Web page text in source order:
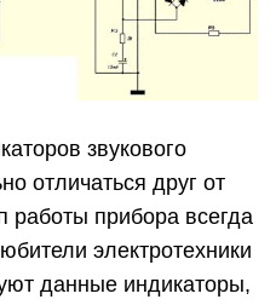
звукового
отличаться друг от
работы прибора всегда
электротехники
данные индикаторы,